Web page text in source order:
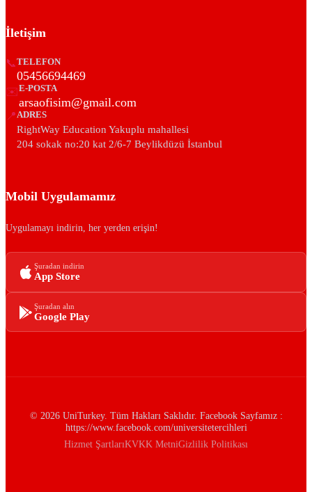
İletişim
📞TELEFON
05456694469
✉️E-POSTA
arsaofisim@gmail.com
📍ADRES
RightWay Education Yakuplu mahallesi
204 sokak no:20 kat 2/6-7 Beylikdüzü İstanbul
Mobil Uygulamamız
Uygulamayı indirin, her yerden erişin!
Şuradan indirin
App Store
Şuradan alın
Google Play
© 2026 UniTurkey. Tüm Hakları Saklıdır. Facebook Sayfamız :
https://www.facebook.com/universitetercihleri
Hizmet ŞartlarıKVKK MetniGizlilik Politikası